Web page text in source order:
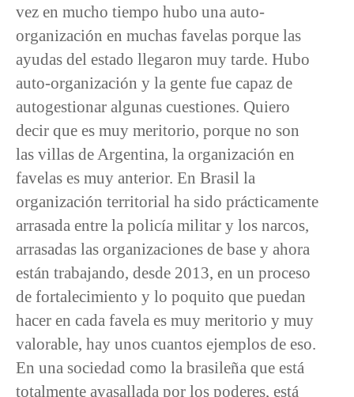
vez en mucho tiempo hubo una auto-
organización en muchas favelas porque las
ayudas del estado llegaron muy tarde. Hubo
auto-organización y la gente fue capaz de
autogestionar algunas cuestiones. Quiero
decir que es muy meritorio, porque no son
las villas de Argentina, la organización en
favelas es muy anterior. En Brasil la
organización territorial ha sido prácticamente
arrasada entre la policía militar y los narcos,
arrasadas las organizaciones de base y ahora
están trabajando, desde 2013, en un proceso
de fortalecimiento y lo poquito que puedan
hacer en cada favela es muy meritorio y muy
valorable, hay unos cuantos ejemplos de eso.
En una sociedad como la brasileña que está
totalmente avasallada por los poderes, está